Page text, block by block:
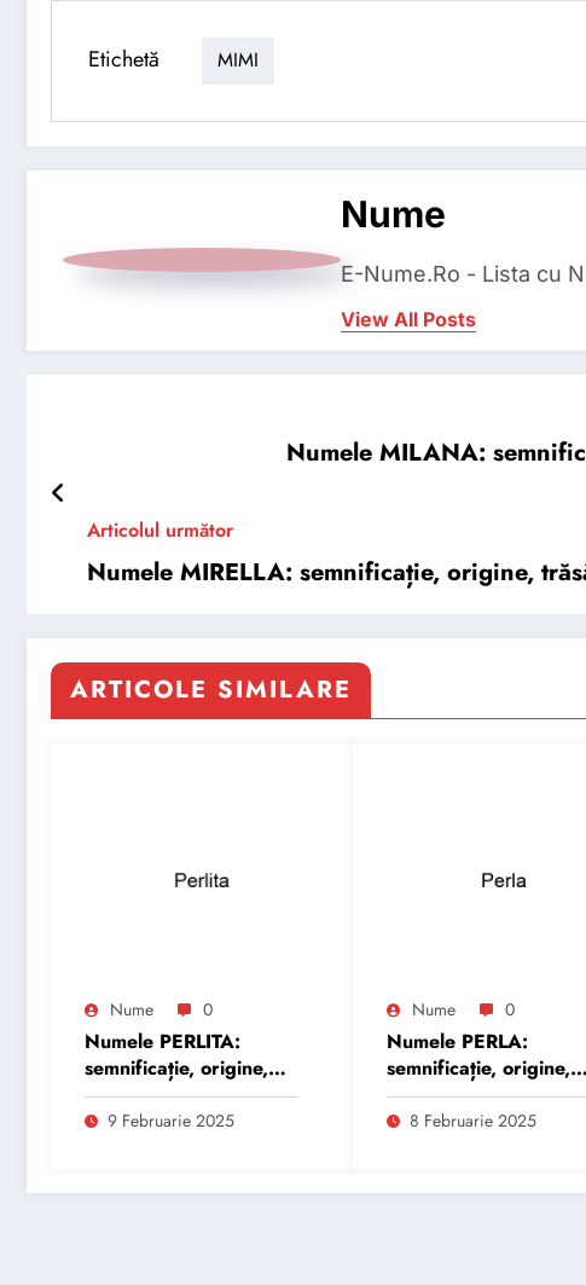
Etichetă MIMI
Nume
E-Nume.Ro - Lista cu
View All Posts
Numele MILANA:
Articolul următor
Numele MIRELLA: semnificație, origine,
ARTICOLE SIMILARE
Nume 0
Numele PERLITA:
semnificație, origine,
trăsături și
personalitate
9 Februarie 2025
Nume 0
Numele PERLA:
semnificație, origine,
trăsături și
personalitate
8 Februarie 2025